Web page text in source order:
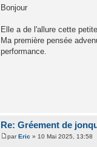
Bonjour
Elle a de l'allure cette
Ma première pensée
performance.
Re: Gréement de
par Eric » 10 Mai 2025, 13:58